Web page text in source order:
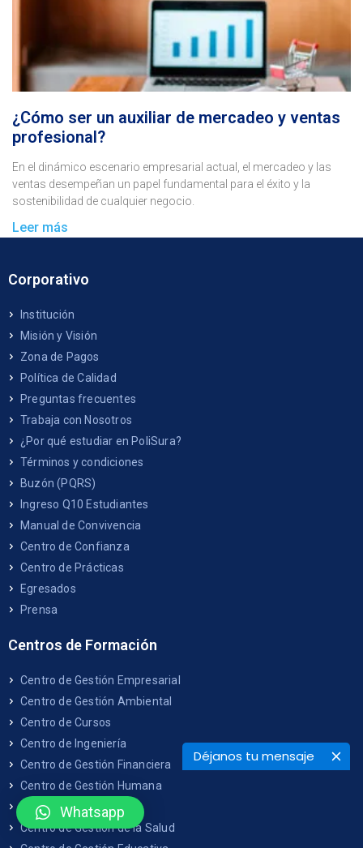
Déjanos tu mensaje
¿Cómo ser un auxiliar de mercadeo y ventas
profesional?
En el dinámico escenario empresarial actual, el mercadeo y las
ventas desempeñan un papel fundamental para el éxito y la
sostenibilidad de cualquier negocio.
Leer más
Corporativo
Institución
Misión y Visión
Zona de Pagos
Política de Calidad
Preguntas frecuentes
Trabaja con Nosotros
¿Por qué estudiar en PoliSura?
Términos y condiciones
Buzón (PQRS)
Ingreso Q10 Estudiantes
Manual de Convivencia
Centro de Confianza
Centro de Prácticas
Egresados
Prensa
Centros de Formación
Centro de Gestión Empresarial
Centro de Gestión Ambiental
Centro de Cursos
Centro de Ingeniería
Centro de Gestión Financiera
Centro de Gestión Humana
Centro Teológico
Centro de Gestión de la Salud
Whatsapp